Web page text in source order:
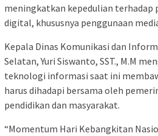
meningkatkan kepedulian terhadap
digital, khususnya penggunaan
Kepala Dinas Komunikasi dan
Selatan, Yuri Siswanto, SST., M.M
teknologi informasi saat ini
harus dihadapi bersama oleh
pendidikan dan masyarakat.
“Momentum Hari Kebangkitan